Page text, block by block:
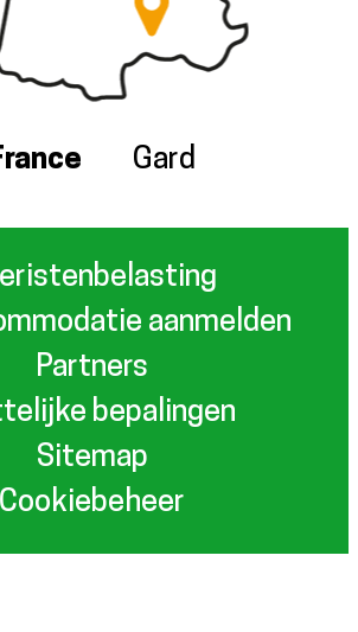
Gard
aanmelden
Partners
bepalingen
Sitemap
Cookiebeheer